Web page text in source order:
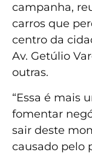
campanha,
carros que
centro da
Av. Getúlio
outras.
“Essa é mais
fomentar
sair deste
causado pelo